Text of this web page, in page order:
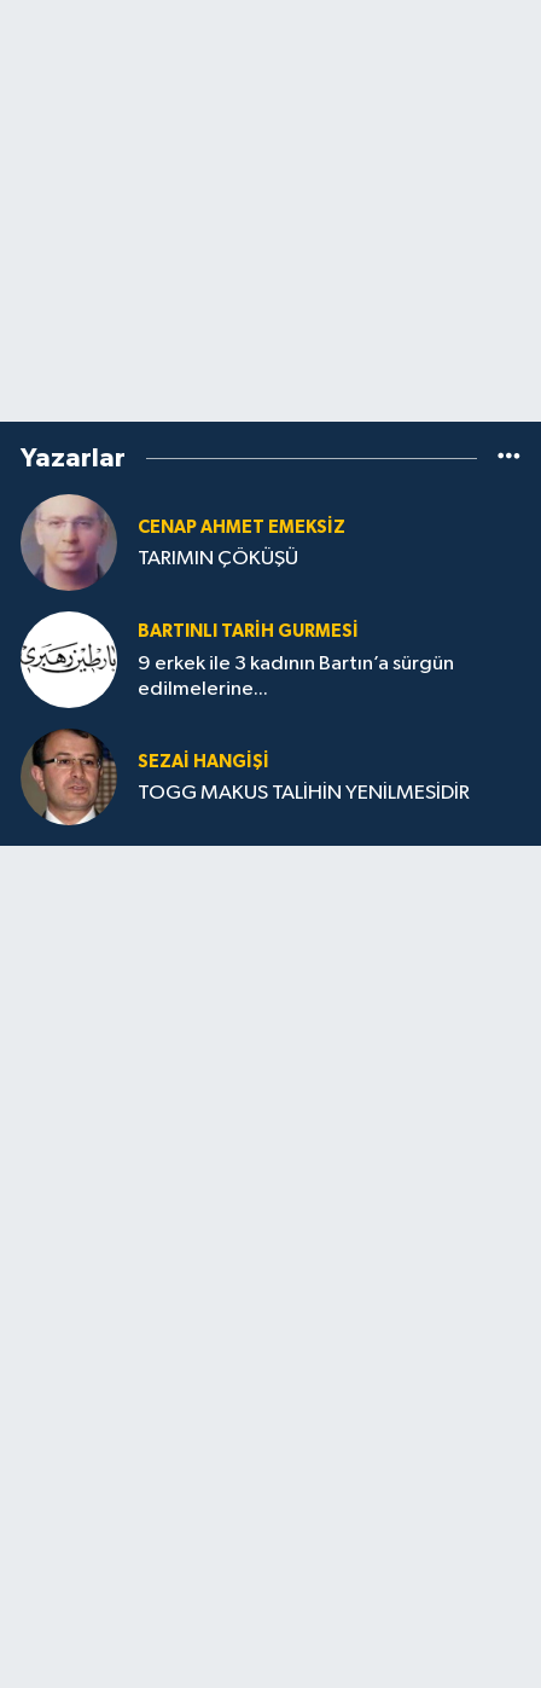
Yazarlar
CENAP AHMET EMEKSİZ
TARIMIN ÇÖKÜŞÜ
BARTINLI TARIH GURMESI
9 erkek ile 3 kadının Bartın’a sürgün
edilmelerine...
SEZAI HANGİŞİ
TOGG MAKUS TALİHİN YENİLMESİDİR